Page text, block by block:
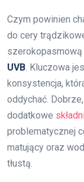
Czym powinien
do cery
szerokopasmową
UVB. Kluczowa
konsystencja,
oddychać.
dodatkowe
problematycznej
matujący oraz
tłustą.